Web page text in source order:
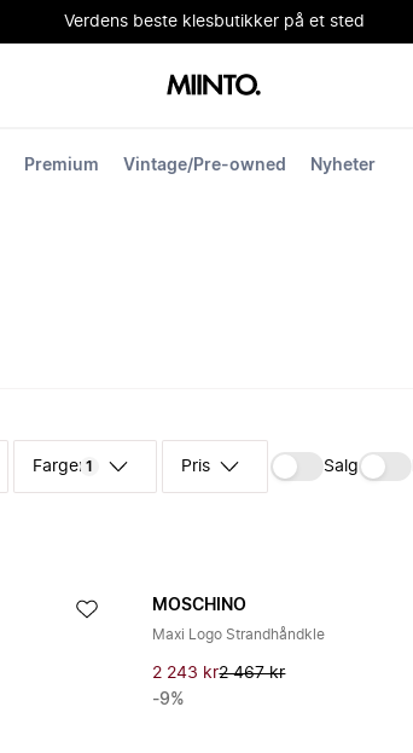
Verdens beste klesbutikker på et sted
Premium Vintage/Pre-owned Nyheter
Farger 1 Pris Salg
MOSCHINO
Maxi Logo Strandhåndkle
2 243 kr2 467 kr
-9%